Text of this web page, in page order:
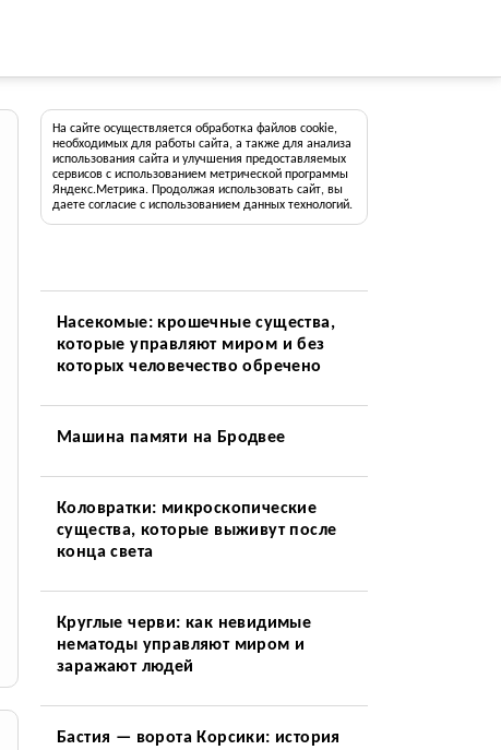
На сайте осуществляется обработка файлов cookie,
необходимых для работы сайта, а также для анализа
использования сайта и улучшения предоставляемых
сервисов с использованием метрической программы
Яндекс.Метрика. Продолжая использовать сайт, вы
даете согласие с использованием данных технологий.
Насекомые: крошечные существа,
которые управляют миром и без
которых человечество обречено
Машина памяти на Бродвее
Коловратки: микроскопические
существа, которые выживут после
конца света
Круглые черви: как невидимые
нематоды управляют миром и
заражают людей
Бастия — ворота Корсики: история